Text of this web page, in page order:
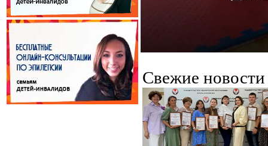
Свежие